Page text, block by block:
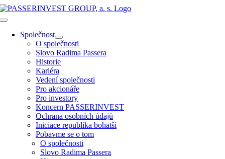
Přeskočit
na
Toggle
NavigationSpolečnost
O společnosti
Slovo Radima Passera
Historie
Kariéra
Vedení společnosti
Pro akcionáře
Pro investory
Koncern PASSERINVEST
Ochrana osobních údajů
Iniciace republika bohatší
Pobavme se o tom
O společnosti
Slovo Radima Passera